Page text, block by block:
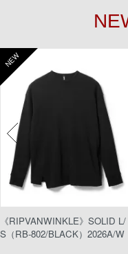
NEW
《RIPVANWINKLE》SOLID L/
S（RB-802/BLACK）2026A/W